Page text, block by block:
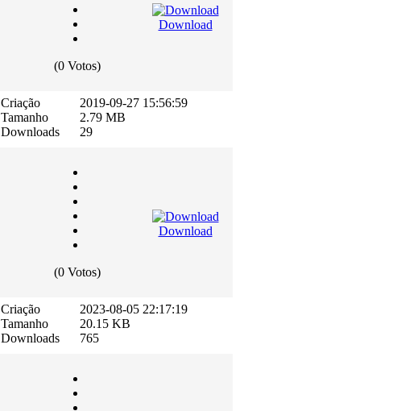
(0 Votos)
Download
Criação
Tamanho
Downloads
2019-09-27 15:56:59
2.79 MB
29
(0 Votos)
Download
Criação
Tamanho
Downloads
2023-08-05 22:17:19
20.15 KB
765